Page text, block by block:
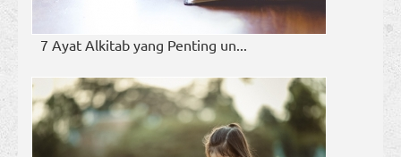
7 Ayat Alkitab yang Penting un...